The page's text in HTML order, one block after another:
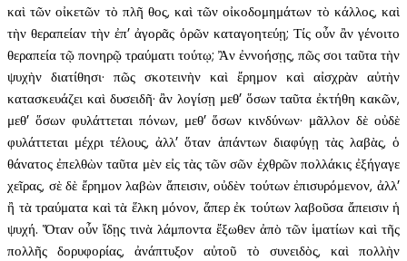
καὶ τῶν οἰκετῶν τὸ πλῆ θος, καὶ τῶν οἰκοδομημάτων τὸ κάλλος, καὶ
τὴν θεραπείαν τὴν ἐπ’ ἀγορᾶς ὁρῶν καταγοητεύῃ; Τίς οὖν ἂν γένοιτο
θεραπεία τῷ πονηρῷ τραύματι τούτῳ; Ἂν ἐννοήσῃς, πῶς σοι ταῦτα τὴν
ψυχὴν διατίθησι· πῶς σκοτεινὴν καὶ ἔρημον καὶ αἰσχρὰν αὐτὴν
κατασκευάζει καὶ δυσειδῆ· ἂν λογίσῃ μεθ’ ὅσων ταῦτα ἐκτήθη κακῶν,
μεθ’ ὅσων φυλάττεται πόνων, μεθ’ ὅσων κινδύνων· μᾶλλον δὲ οὐδὲ
φυλάττεται μέχρι τέλους, ἀλλ’ ὅταν ἁπάντων διαφύγῃ τὰς λαβὰς, ὁ
θάνατος ἐπελθὼν ταῦτα μὲν εἰς τὰς τῶν σῶν ἐχθρῶν πολλάκις ἐξήγαγε
χεῖρας, σὲ δὲ ἔρημον λαβὼν ἄπεισιν, οὐδὲν τούτων ἐπισυρόμενον, ἀλλ’
ἢ τὰ τραύματα καὶ τὰ ἕλκη μόνον, ἅπερ ἐκ τούτων λαβοῦσα ἄπεισιν ἡ
ψυχή. Ὅταν οὖν ἴδῃς τινὰ λάμποντα ἔξωθεν ἀπὸ τῶν ἱματίων καὶ τῆς
πολλῆς δορυφορίας, ἀνάπτυξον αὐτοῦ τὸ συνειδὸς, καὶ πολλὴν